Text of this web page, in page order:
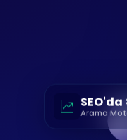
SEO'da
Arama